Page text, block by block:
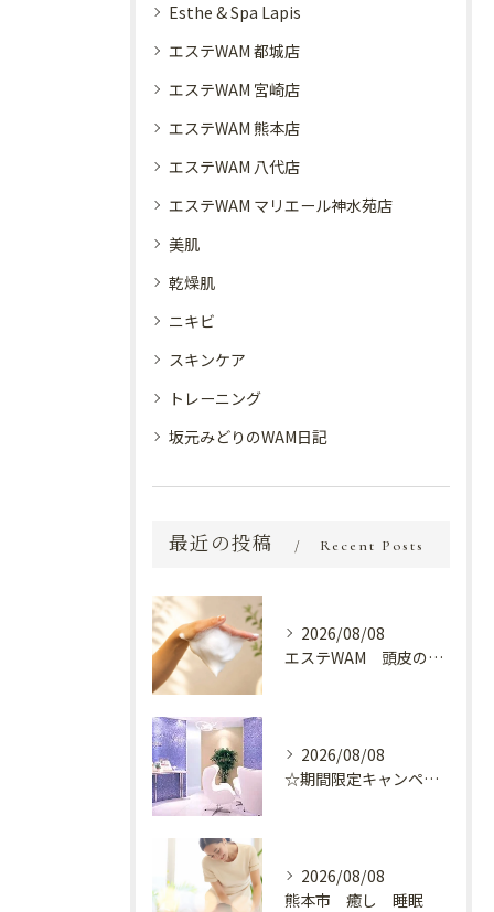
Esthe & Spa Lapis
エステWAM 都城店
エステWAM 宮崎店
エステWAM 熊本店
エステWAM 八代店
エステWAM マリエール神水苑店
美肌
乾燥肌
ニキビ
スキンケア
トレーニング
坂元みどりのWAM日記
最近の投稿 Recent Posts
2026/08/08
エステWAM 頭皮の健康
2026/08/08
☆期間限定キャンペーン開催中☆
2026/08/08
熊本市 癒し 睡眠